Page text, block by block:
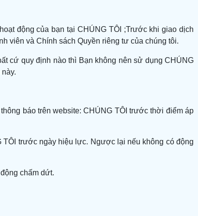
động của bạn tại CHÚNG TÔI ;Trước khi giao dịch
viên và Chính sách Quyền riêng tư của chúng tôi.
cứ quy định nào thì Bạn không nên sử dụng CHÚNG
báo trên website: CHÚNG TÔI trước thời điểm áp
TÔI trước ngày hiệu lực. Ngược lại nếu không có động
chấm dứt.